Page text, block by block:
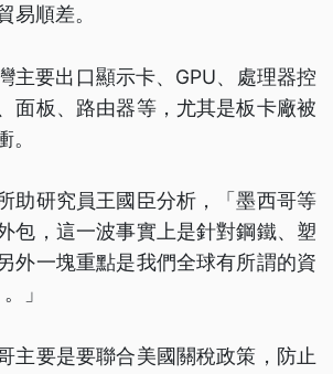
易順差。
主要出口顯示卡、GPU、處理器控
面板、路由器等，尤其是板卡廠被
。
助研究員王國臣分析，「墨西哥等
包，這一波事實上是針對鋼鐵、塑
外一塊重點是我們全球有所謂的資
」
主要是要聯合美國關稅政策，防止